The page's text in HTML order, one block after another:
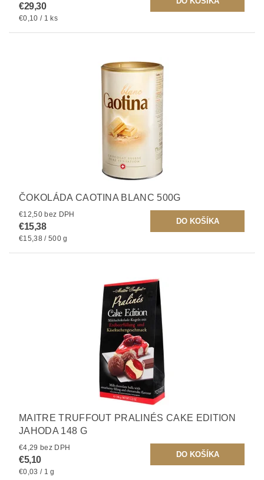
€29,30
€0,10 / 1 ks
ČOKOLÁDA CAOTINA BLANC 500G
€12,50 bez DPH
€15,38
€15,38 / 500 g
MAITRE TRUFFOUT PRALINÉS CAKE EDITION
JAHODA 148 G
€4,29 bez DPH
€5,10
€0,03 / 1 g